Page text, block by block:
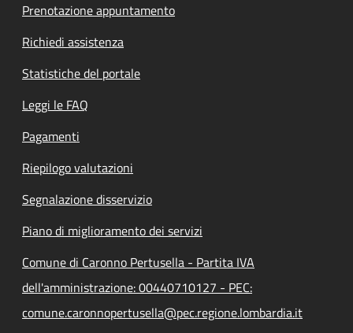
Prenotazione appuntamento
Richiedi assistenza
Statistiche del portale
Leggi le FAQ
Pagamenti
Riepilogo valutazioni
Segnalazione disservizio
Piano di miglioramento dei servizi
Comune di Caronno Pertusella - Partita IVA
dell'amministrazione: 00440710127 - PEC:
comune.caronnopertusella@pec.regione.lombardia.it